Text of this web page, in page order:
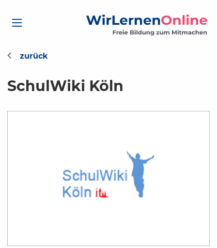
SchulWiki Köln